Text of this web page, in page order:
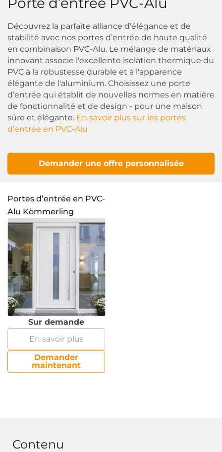
Découvrez la parfaite alliance d'élégance et de
stabilité avec nos portes d’entrée de haute qualité
en combinaison PVC-Alu. Le mélange de matériaux
innovant associe l'excellente isolation thermique du
PVC à la robustesse durable et à l'apparence
élégante de l'aluminium. Choisissez une porte
d’entrée qui établit de nouvelles normes en matière
de fonctionnalité et de design - pour une maison
sûre et élégante. En savoir plus sur les portes
d’entrée en PVC-Alu
Demander une offre personnalisée
Portes d’entrée en PVC-
Alu Kömmerling
Sur demande
En savoir plus
Demander
maintenant
Contenu